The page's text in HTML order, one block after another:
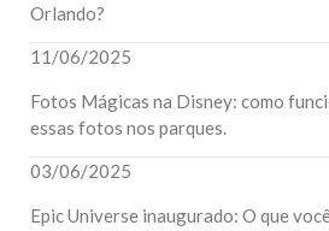
Orlando?
11/06/2025
Fotos Mágicas na Disney: como
essas fotos nos parques.
03/06/2025
Epic Universe inaugurado: O que